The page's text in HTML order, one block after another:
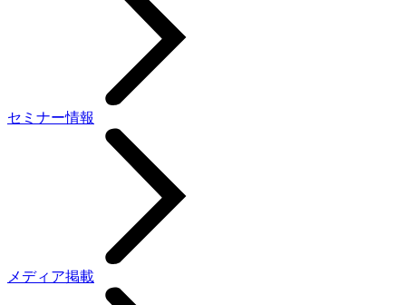
セミナー情報
メディア掲載